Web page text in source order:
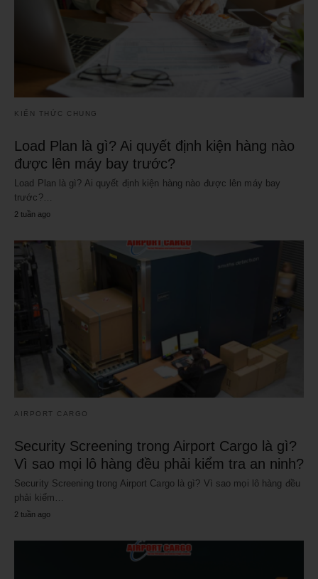
KIẾN THỨC CHUNG
Load Plan là gì? Ai quyết định kiện hàng nào
được lên máy bay trước?
Load Plan là gì? Ai quyết định kiện hàng nào được lên máy bay
trước?…
2 tuần ago
AIRPORT CARGO
Security Screening trong Airport Cargo là gì?
Vì sao mọi lô hàng đều phải kiểm tra an ninh?
Security Screening trong Airport Cargo là gì? Vì sao mọi lô hàng đều
phải kiểm…
2 tuần ago